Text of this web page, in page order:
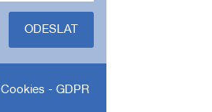
ODESLAT
Cookies - GDPR